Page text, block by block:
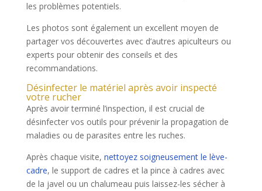
les problèmes potentiels.
Les photos sont également un excellent moyen de
partager vos découvertes avec d’autres apiculteurs ou
experts pour obtenir des conseils et des
recommandations.
Désinfecter le matériel après avoir inspecté
votre rucher
Après avoir terminé l’inspection, il est crucial de
désinfecter vos outils pour prévenir la propagation de
maladies ou de parasites entre les ruches.
Après chaque visite, nettoyez soigneusement le lève-
cadre, le support de cadres et la pince à cadres avec
de la javel ou un chalumeau puis laissez-les sécher à